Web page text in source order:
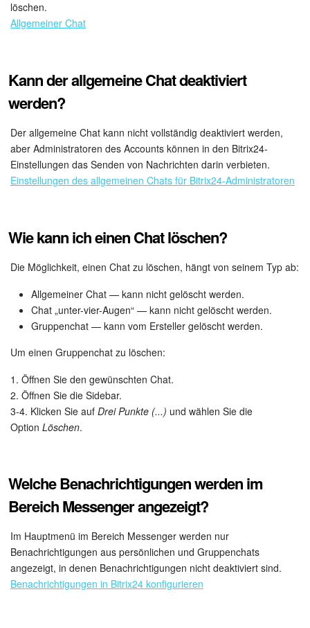
löschen.
Allgemeiner Chat
Kann der allgemeine Chat deaktiviert
werden?
Der allgemeine Chat kann nicht vollständig deaktiviert werden,
aber Administratoren des Accounts können in den Bitrix24-
Einstellungen das Senden von Nachrichten darin verbieten.
Einstellungen des allgemeinen Chats für Bitrix24-Administratoren
Wie kann ich einen Chat löschen?
Die Möglichkeit, einen Chat zu löschen, hängt von seinem Typ ab:
Allgemeiner Chat — kann nicht gelöscht werden.
Chat „unter-vier-Augen“ — kann nicht gelöscht werden.
Gruppenchat — kann vom Ersteller gelöscht werden.
Um einen Gruppenchat zu löschen:
1. Öffnen Sie den gewünschten Chat.
2. Öffnen Sie die Sidebar.
3-4. Klicken Sie auf Drei Punkte (...) und wählen Sie die
Option Löschen.
Welche Benachrichtigungen werden im
Bereich Messenger angezeigt?
Im Hauptmenü im Bereich Messenger werden nur
Benachrichtigungen aus persönlichen und Gruppenchats
angezeigt, in denen Benachrichtigungen nicht deaktiviert sind.
Benachrichtigungen in Bitrix24 konfigurieren